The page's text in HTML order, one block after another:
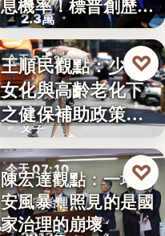
2.3萬
息機率！標普創歷史
新…
今天 07:20
社會政策
文字
王順民觀點：少子
女化與高齡老化下
之健保補助政策的
解構、重…
♡
今天 07:10
食安治理
陳宏達觀點：一場食
安風暴，照見的是國
家治理的崩壞
♡